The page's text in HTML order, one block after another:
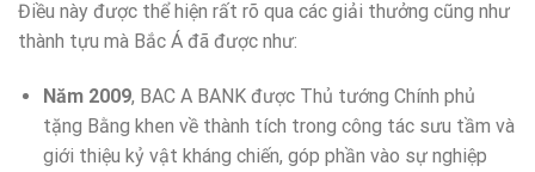
Điều này được thể hiện rất rõ qua các giải thưởng cũng như
thành tựu mà Bắc Á đã được như:
Năm 2009, BAC A BANK được Thủ tướng Chính phủ
tặng Bằng khen về thành tích trong công tác sưu tầm và
giới thiệu kỷ vật kháng chiến, góp phần vào sự nghiệp